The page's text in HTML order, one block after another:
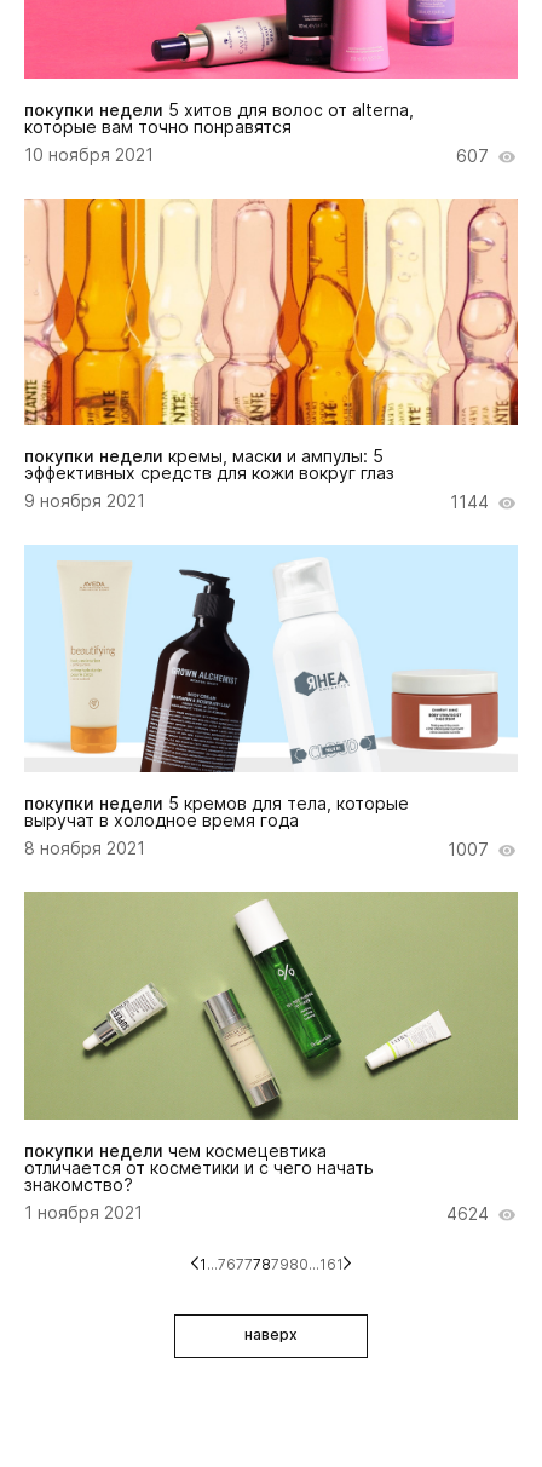
покупки недели 5 хитов для волос от alterna,
которые вам точно понравятся
10 ноября 2021
607
покупки недели кремы, маски и ампулы: 5
эффективных средств для кожи вокруг глаз
9 ноября 2021
1144
покупки недели 5 кремов для тела, которые
выручат в холодное время года
8 ноября 2021
1007
покупки недели чем космецевтика
отличается от косметики и с чего начать
знакомство?
1 ноября 2021
4624
1 ...7677787980...161
наверх